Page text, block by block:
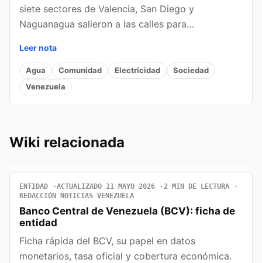
siete sectores de Valencia, San Diego y
Naguanagua salieron a las calles para…
Leer nota
Agua Comunidad Electricidad
Sociedad
Venezuela
Wiki relacionada
ENTIDAD ACTUALIZADO 11 MAYO 2026
2 MIN DE LECTURA
REDACCIÓN NOTICIAS VENEZUELA
Banco Central de Venezuela (BCV): ficha de
entidad
Ficha rápida del BCV, su papel en datos
monetarios, tasa oficial y cobertura económica.